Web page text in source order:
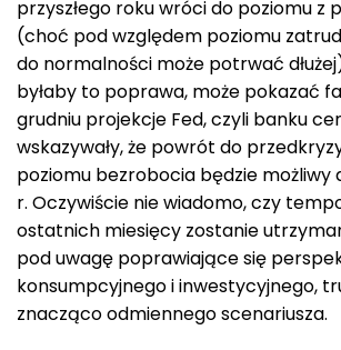
przyszłego roku wróci do poziomu z
(choć pod względem poziomu
do normalności może potrwać
byłaby to poprawa, może pokazać
grudniu projekcje Fed, czyli banku
wskazywały, że powrót do
poziomu bezrobocia będzie możliwy
r. Oczywiście nie wiadomo, czy
ostatnich miesięcy zostanie
pod uwagę poprawiające się
konsumpcyjnego i inwestycyjnego,
znacząco odmiennego scenariusza.